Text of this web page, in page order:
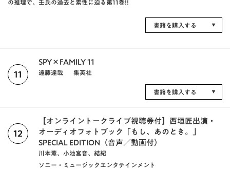
の推理で、壬氏の過去と素性に迫る第11巻!!
書籍を購入する
11
SPY×FAMILY 11
遠藤達哉 集英社
書籍を購入する
12
【オンライントークライブ視聴券付】西垣匠出演・
オーディオフォトブック「もし、あのとき。」
SPECIAL EDITION（音声／動画付）
川本薫、小池宮音、結紀
ソニー・ミュージックエンタテインメント